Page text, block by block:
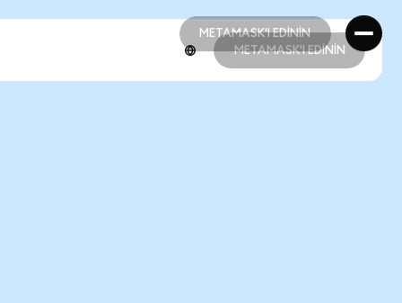
METAMASK'I EDİNİN
METAMASK'I EDİNİN
METAMASK'I EDİNİN